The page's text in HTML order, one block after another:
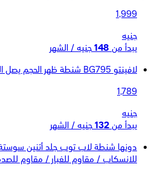
1,999
جنيه
يبدأ من 148 جنيه / الشهر
لافينتو BG795 شنطة ظهر الحجم يصل الي 15.6 بوصة - أسود
1,789
جنيه
يبدأ من 132 جنيه / الشهر
للانسكاب / مقاوم للغبار / مقاوم